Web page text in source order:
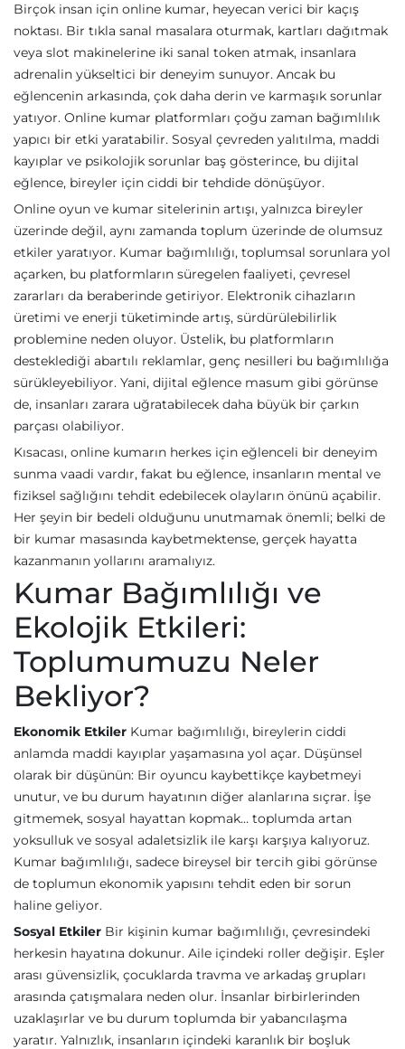
Birçok insan için online kumar, heyecan verici bir kaçış
noktası. Bir tıkla sanal masalara oturmak, kartları dağıtmak
veya slot makinelerine iki sanal token atmak, insanlara
adrenalin yükseltici bir deneyim sunuyor. Ancak bu
eğlencenin arkasında, çok daha derin ve karmaşık sorunlar
yatıyor. Online kumar platformları çoğu zaman bağımlılık
yapıcı bir etki yaratabilir. Sosyal çevreden yalıtılma, maddi
kayıplar ve psikolojik sorunlar baş gösterince, bu dijital
eğlence, bireyler için ciddi bir tehdide dönüşüyor.
Online oyun ve kumar sitelerinin artışı, yalnızca bireyler
üzerinde değil, aynı zamanda toplum üzerinde de olumsuz
etkiler yaratıyor. Kumar bağımlılığı, toplumsal sorunlara yol
açarken, bu platformların süregelen faaliyeti, çevresel
zararları da beraberinde getiriyor. Elektronik cihazların
üretimi ve enerji tüketiminde artış, sürdürülebilirlik
problemine neden oluyor. Üstelik, bu platformların
desteklediği abartılı reklamlar, genç nesilleri bu bağımlılığa
sürükleyebiliyor. Yani, dijital eğlence masum gibi görünse
de, insanları zarara uğratabilecek daha büyük bir çarkın
parçası olabiliyor.
Kısacası, online kumarın herkes için eğlenceli bir deneyim
sunma vaadi vardır, fakat bu eğlence, insanların mental ve
fiziksel sağlığını tehdit edebilecek olayların önünü açabilir.
Her şeyin bir bedeli olduğunu unutmamak önemli; belki de
bir kumar masasında kaybetmektense, gerçek hayatta
kazanmanın yollarını aramalıyız.
Kumar Bağımlılığı ve
Ekolojik Etkileri:
Toplumumuzu Neler
Bekliyor?
Ekonomik Etkiler Kumar bağımlılığı, bireylerin ciddi
anlamda maddi kayıplar yaşamasına yol açar. Düşünsel
olarak bir düşünün: Bir oyuncu kaybettikçe kaybetmeyi
unutur, ve bu durum hayatının diğer alanlarına sıçrar. İşe
gitmemek, sosyal hayattan kopmak… toplumda artan
yoksulluk ve sosyal adaletsizlik ile karşı karşıya kalıyoruz.
Kumar bağımlılığı, sadece bireysel bir tercih gibi görünse
de toplumun ekonomik yapısını tehdit eden bir sorun
haline geliyor.
Sosyal Etkiler Bir kişinin kumar bağımlılığı, çevresindeki
herkesin hayatına dokunur. Aile içindeki roller değişir. Eşler
arası güvensizlik, çocuklarda travma ve arkadaş grupları
arasında çatışmalara neden olur. İnsanlar birbirlerinden
uzaklaşırlar ve bu durum toplumda bir yabancılaşma
yaratır. Yalnızlık, insanların içindeki karanlık bir boşluk